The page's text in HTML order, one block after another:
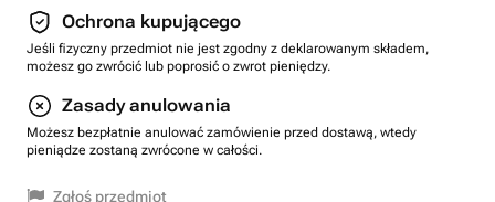
Ochrona kupującego
Jeśli fizyczny przedmiot nie jest zgodny z deklarowanym składem,
możesz go zwrócić lub poprosić o zwrot pieniędzy.
Zasady anulowania
Możesz bezpłatnie anulować zamówienie przed dostawą, wtedy
pieniądze zostaną zwrócone w całości.
Zgłoś przedmiot